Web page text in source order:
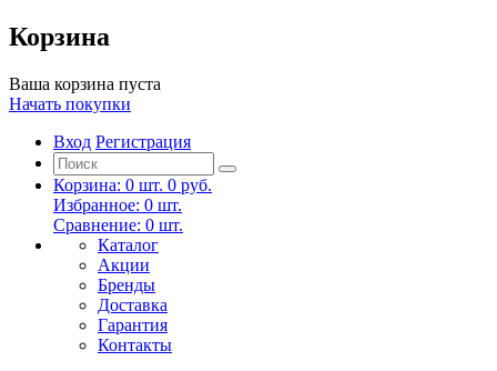
Корзина
Ваша корзина пуста
Начать покупки
Вход Регистрация
Корзина: 0 шт. 0 руб.
Избранное: 0 шт.
Сравнение: 0 шт.
Каталог
Акции
Бренды
Доставка
Гарантия
Контакты